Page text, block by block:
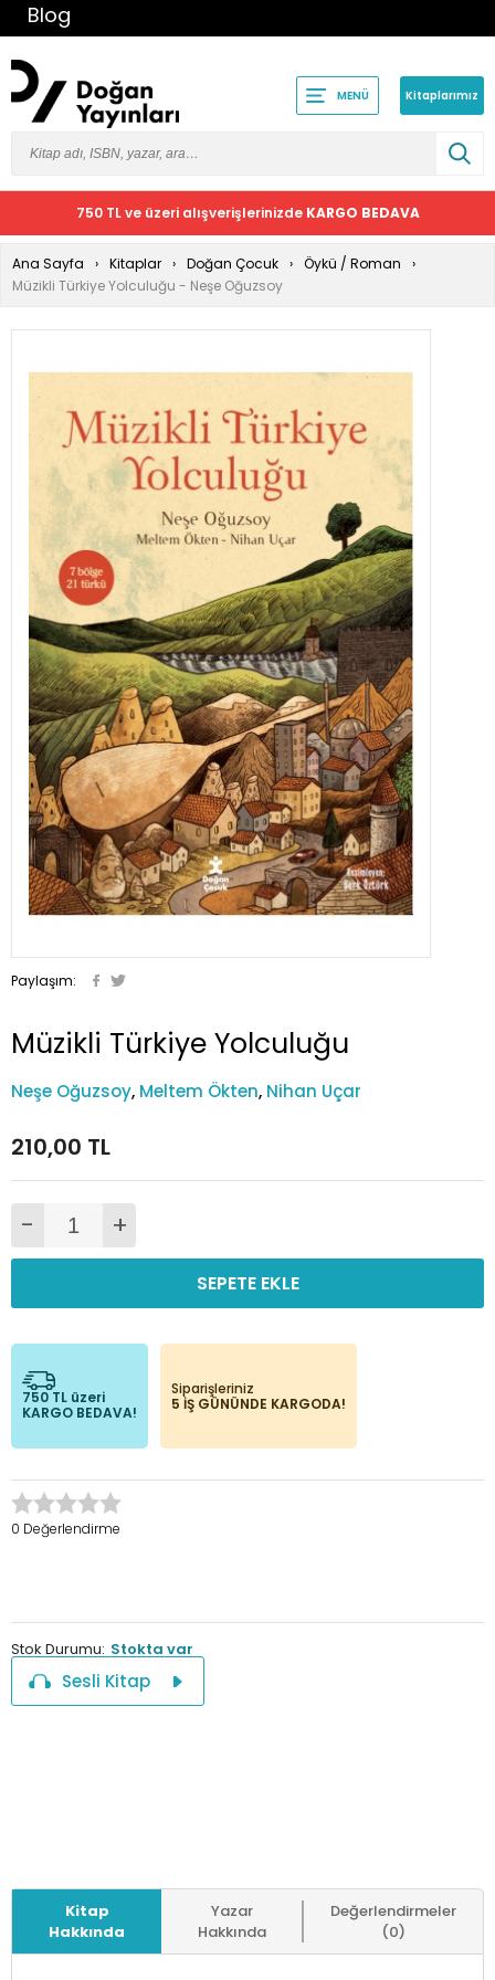
Blog
MENÜ Kitaplarımız
750 TL ve üzeri alışverişlerinizde KARGO BEDAVA
Ana Sayfa Kitaplar Doğan Çocuk
Öykü / Roman
Müzikli Türkiye Yolculuğu - Neşe Oğuzsoy
Paylaşım:
Müzikli Türkiye Yolculuğu
Neşe Oğuzsoy, Meltem Ökten, Nihan Uçar
210,00 TL
- +
SEPETE EKLE
750 TL üzeri
KARGO BEDAVA!
Siparişleriniz
5 İŞ GÜNÜNDE KARGODA!
0 Değerlendirme
Stok Durumu: Stokta var
Sesli Kitap
Kitap
Hakkında
Yazar
Hakkında
Değerlendirmeler
(0)